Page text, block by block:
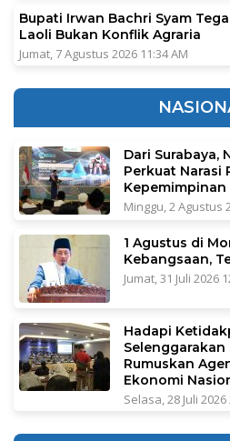
Bupati Irwan Bachri Syam
Laoli Bukan Konflik Agraria
Jumat, 7 Agustus 2026 11:34 AM
Dari Surabaya,
Perkuat Narasi
Kepemimpinan
Minggu, 2 Agustus
1 Agustus di
Kebangsaan,
Jumat, 31 Juli 2026
Hadapi
Rumuskan
Ekonomi
Selasa, 28 Juli 2026